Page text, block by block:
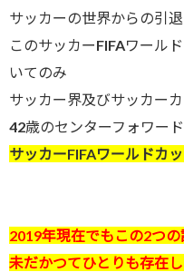
サッカーの世界からの引
このサッカーFIFAワール
いてのみ
サッカー界及びサッカー
42歳のセンターフォワード
サッカーFIFAワールドカ
2019年現在でもこの2つ
未だかつてひとりも存在し